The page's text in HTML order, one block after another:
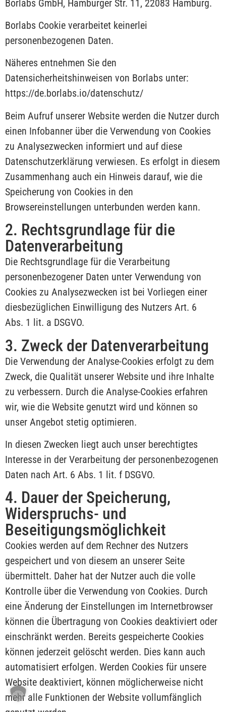
Borlabs GmbH, Hamburger Str. 11, 22083 Hamburg.
Borlabs Cookie verarbeitet keinerlei
personenbezogenen Daten.
Näheres entnehmen Sie den
Datensicherheitshinweisen von Borlabs unter:
https://de.borlabs.io/datenschutz/
Beim Aufruf unserer Website werden die Nutzer durch
einen Infobanner über die Verwendung von Cookies
zu Analysezwecken informiert und auf diese
Datenschutzerklärung verwiesen. Es erfolgt in diesem
Zusammenhang auch ein Hinweis darauf, wie die
Speicherung von Cookies in den
Browsereinstellungen unterbunden werden kann.
2. Rechtsgrundlage für die
Datenverarbeitung
Die Rechtsgrundlage für die Verarbeitung
personenbezogener Daten unter Verwendung von
Cookies zu Analysezwecken ist bei Vorliegen einer
diesbezüglichen Einwilligung des Nutzers Art. 6
Abs. 1 lit. a DSGVO.
3. Zweck der Datenverarbeitung
Die Verwendung der Analyse-Cookies erfolgt zu dem
Zweck, die Qualität unserer Website und ihre Inhalte
zu verbessern. Durch die Analyse-Cookies erfahren
wir, wie die Website genutzt wird und können so
unser Angebot stetig optimieren.
In diesen Zwecken liegt auch unser berechtigtes
Interesse in der Verarbeitung der personenbezogenen
Daten nach Art. 6 Abs. 1 lit. f DSGVO.
4. Dauer der Speicherung,
Widerspruchs- und
Beseitigungsmöglichkeit
Cookies werden auf dem Rechner des Nutzers
gespeichert und von diesem an unserer Seite
übermittelt. Daher hat der Nutzer auch die volle
Kontrolle über die Verwendung von Cookies. Durch
eine Änderung der Einstellungen im Internetbrowser
können die Übertragung von Cookies deaktiviert oder
einschränkt werden. Bereits gespeicherte Cookies
können jederzeit gelöscht werden. Dies kann auch
automatisiert erfolgen. Werden Cookies für unsere
Website deaktiviert, können möglicherweise nicht
mehr alle Funktionen der Website vollumfänglich